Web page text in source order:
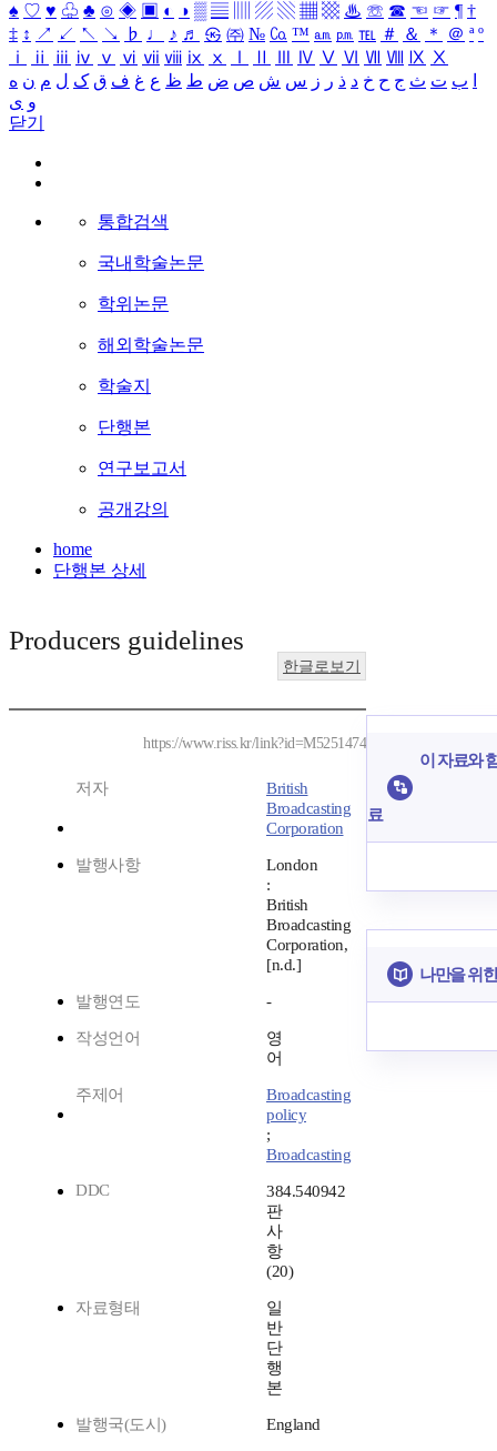
♠ ♡ ♥ ♧ ♣ ⊙ ◈ ▣ ◐ ◑ ▒ ▤ ▨ ▧ ▦ ▩ ♨ ☏ ☎ ☜ ☞ ¶ †
‡ ↕ ↗ ↙ ↖ ↘ ♭ ♩ ♪ ♬ ㉿ ㈜ № ㏇ ™ ㏂ ㏘ ℡ ＃ ＆ ＊ ＠ ª º
ⅰ
ⅱ ⅲ ⅳ ⅴ ⅵ ⅶ ⅷ ⅸ ⅹ Ⅳ Ⅴ Ⅵ Ⅶ Ⅷ Ⅸ Ⅹ
ب ت ث ج ح خ د ذ ر ز س ش ص ض ط ظ ع غ ف ق ک ل م ن ه
و ی
닫기
통합검색
국내학술논문
학위논문
해외학술논문
학술지
단행본
연구보고서
공개강의
home
단행본 상세
Producers guidelines
한글로보기
https://www.riss.kr/link?id=M5251474
저자
British
Broadcasting
Corporation
발행사항
London
:
British
Broadcasting
Corporation,
[n.d.]
발행연도 -
작성언어
영
어
주제어
Broadcasting
policy
;
Broadcasting
DDC
384.540942
판
사
항
(20)
자료형태
일
반
단
행
본
발행국(도시) England
이 자료와
료
나만을 위